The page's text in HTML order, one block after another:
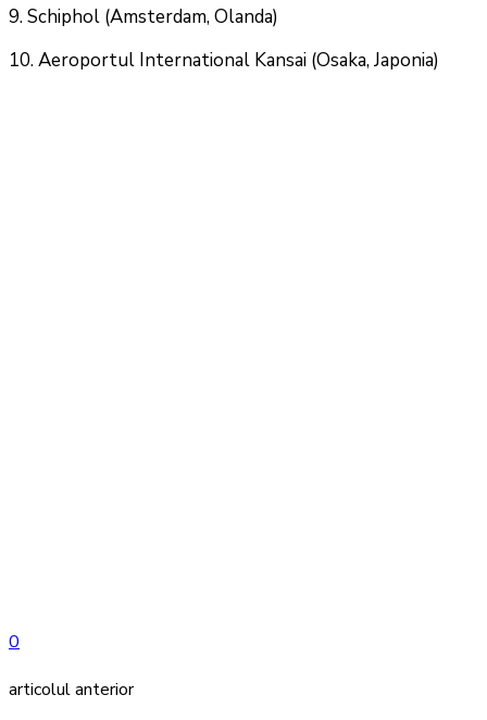
9. Schiphol (Amsterdam, Olanda)
10. Aeroportul International Kansai (Osaka, Japonia)
0
articolul anterior